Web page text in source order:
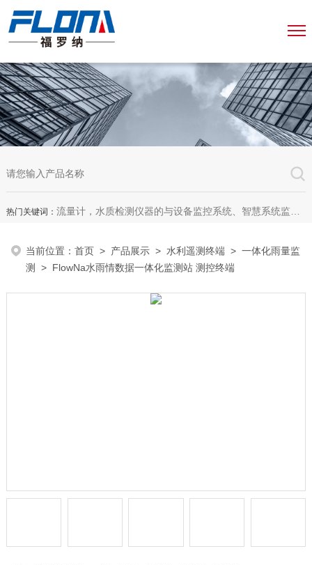
热门关键词： 流量计，水质检测仪器的与设备监控系统、智慧系统监测平台、智慧管网监测系统、园区安全生产与消防安全一体化系统
当前位置：首页 > 产品展示 > 水利遥测终端 >一体化雨量监
测
> FlowNa水雨情数据一体化监测站 测控终端